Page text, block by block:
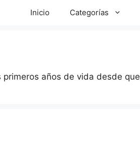
Inicio Categorías
años de vida desde que